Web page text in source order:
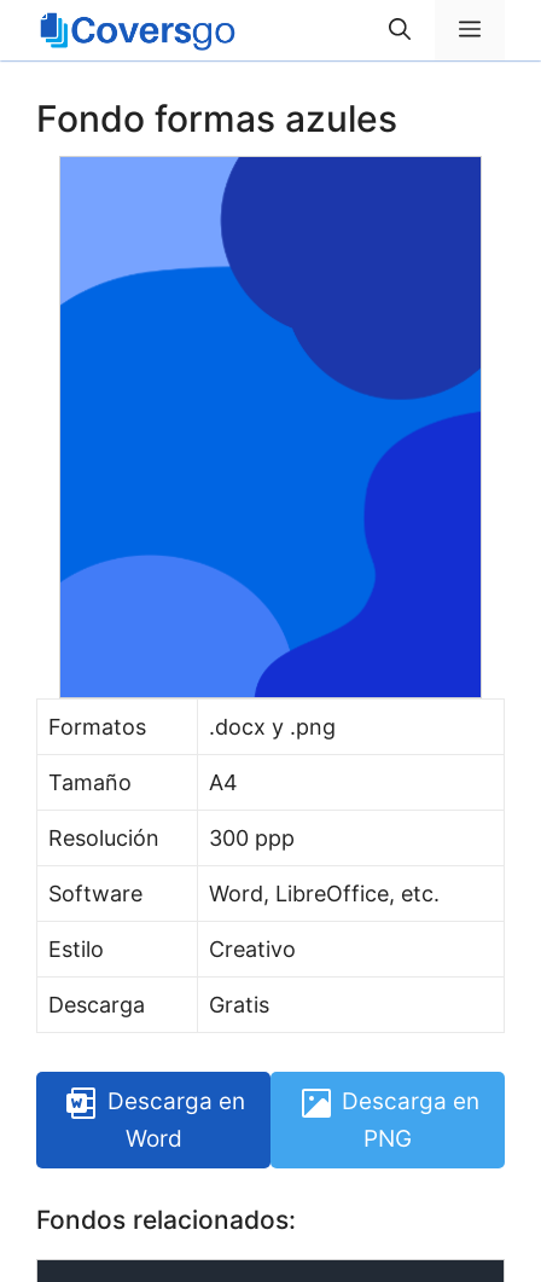
Saltar
Menú
Fondo formas azules
Formatos .docx y .png
Tamaño A4
Resolución 300 ppp
Software Word, LibreOffice, etc.
Estilo Creativo
Descarga Gratis
Descarga en
Word
Descarga en
PNG
Fondos relacionados: